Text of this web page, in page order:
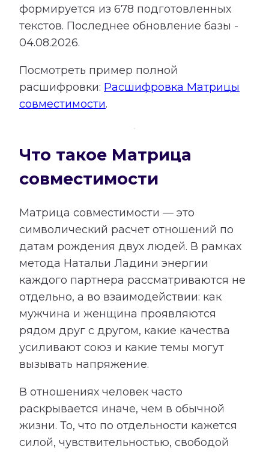
формируется из 678 подготовленных
текстов. Последнее обновление базы -
04.08.2026.
Посмотреть пример полной
расшифровки: Расшифровка Матрицы
совместимости.
Что такое Матрица
совместимости
Матрица совместимости — это
символический расчет отношений по
датам рождения двух людей. В рамках
метода Натальи Ладини энергии
каждого партнера рассматриваются не
отдельно, а во взаимодействии: как
мужчина и женщина проявляются
рядом друг с другом, какие качества
усиливают союз и какие темы могут
вызывать напряжение.
В отношениях человек часто
раскрывается иначе, чем в обычной
жизни. То, что по отдельности кажется
силой, чувствительностью, свободой